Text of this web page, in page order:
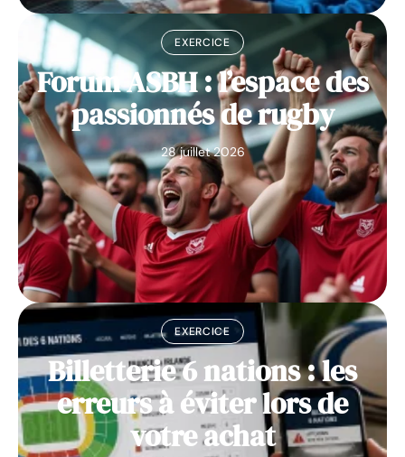
EXERCICE
Forum ASBH : l’espace des
passionnés de rugby
28 juillet 2026
EXERCICE
Billetterie 6 nations : les
erreurs à éviter lors de
votre achat